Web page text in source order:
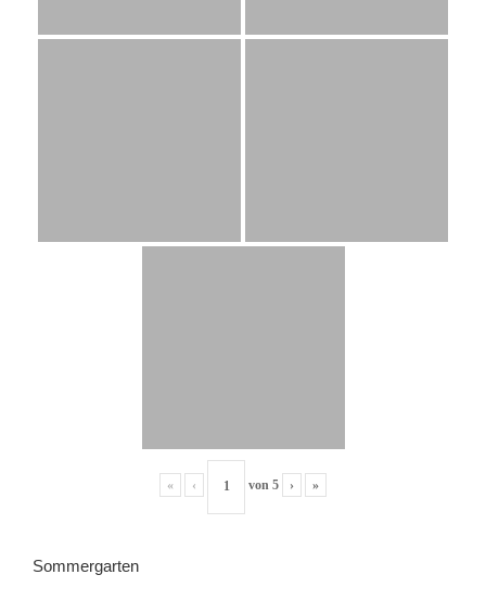
« ‹ von 5 › »
Sommergarten